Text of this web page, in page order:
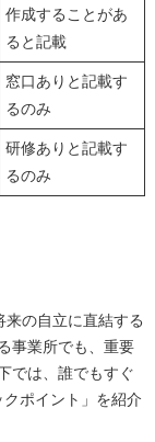
作成することがあ
ると記載
窓口ありと記載す
るのみ
研修ありと記載す
るのみ
の自立に直結する
事業所でも、重要
では、誰でもすぐ
ポイント」を紹介